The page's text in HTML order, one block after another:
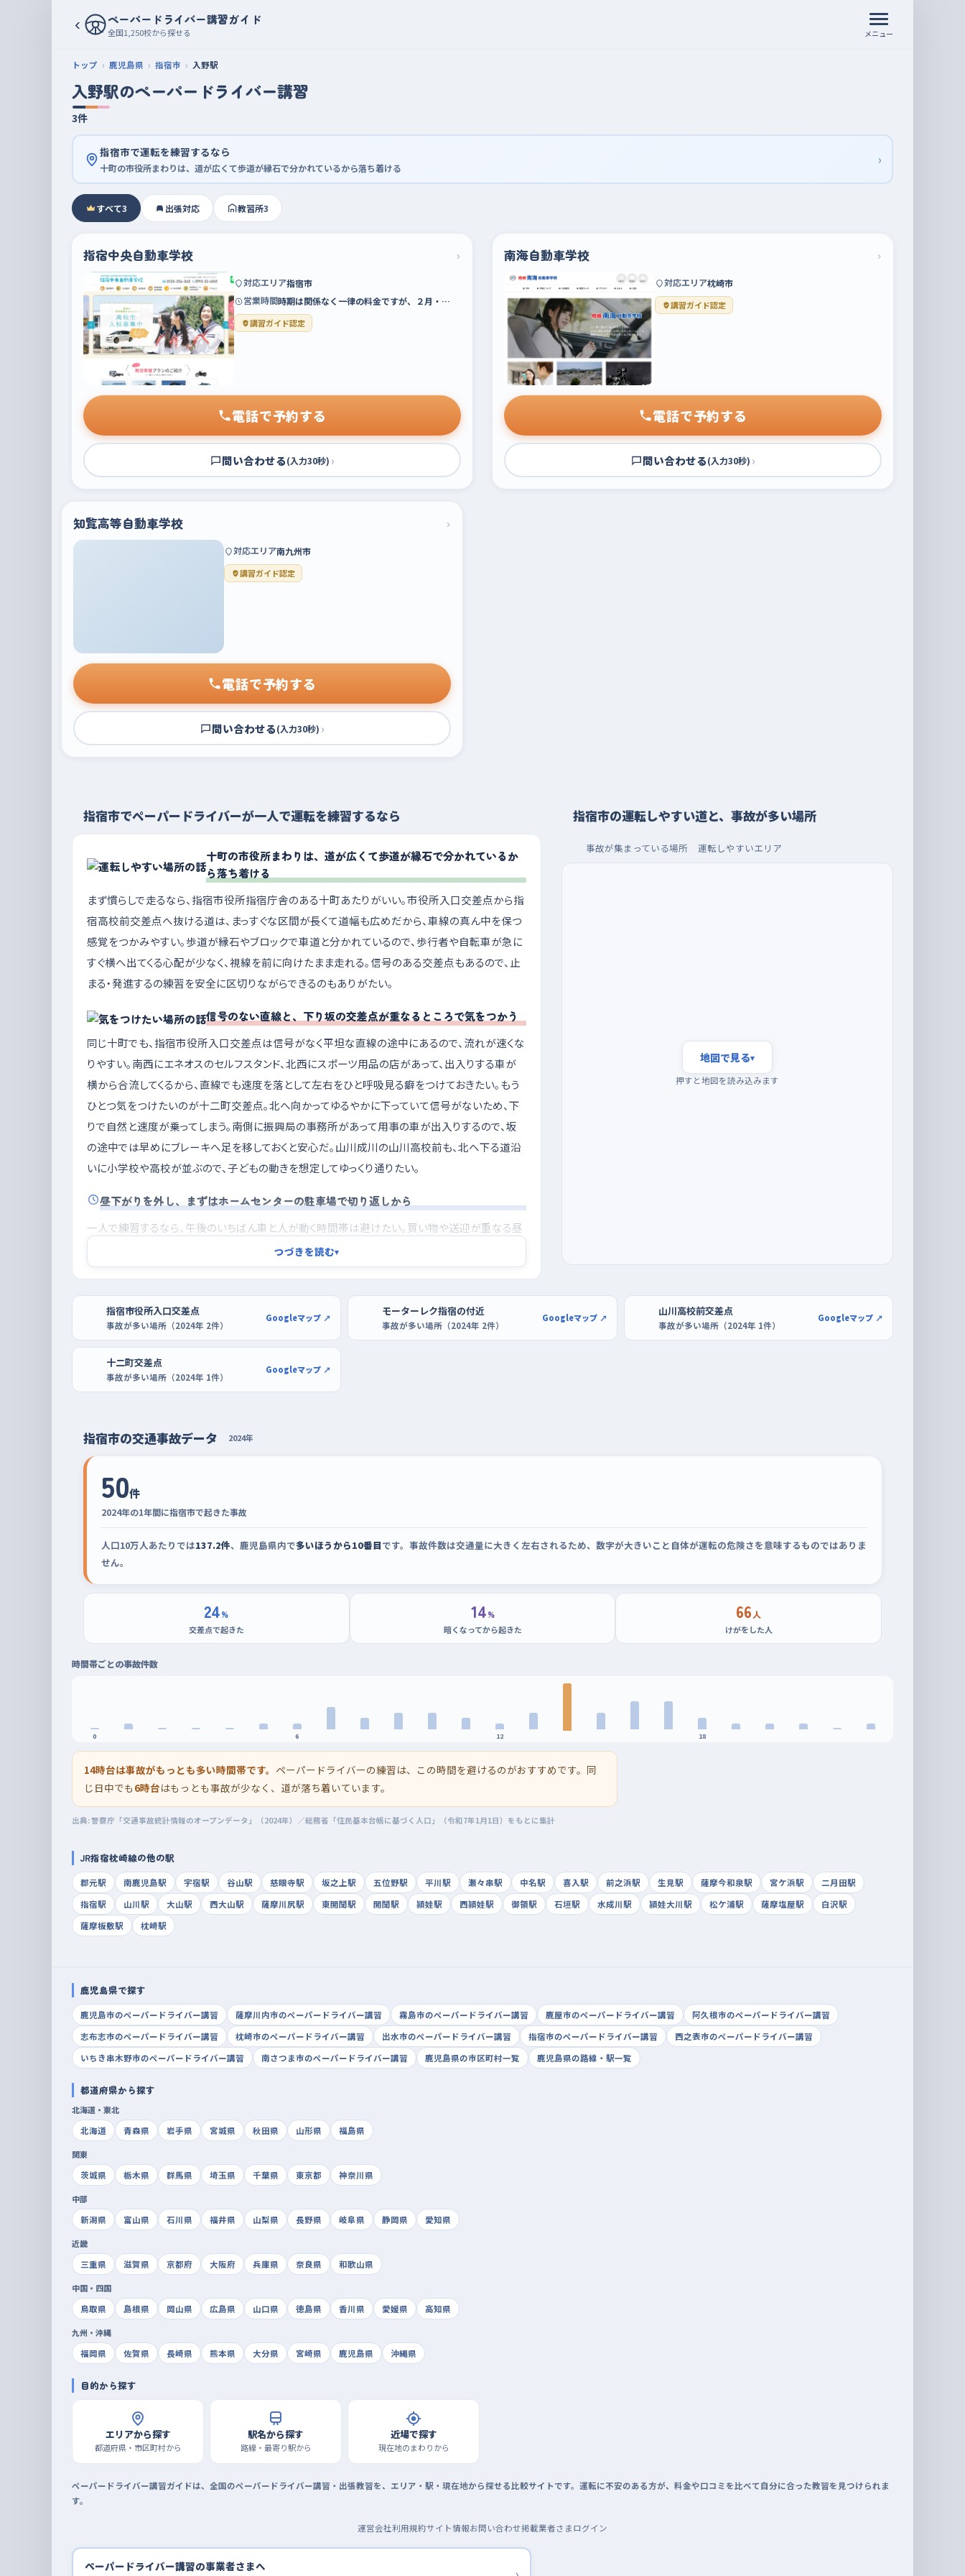
‹ ペーパードライバー講習ガイド
全国1,250校から探せる メニュー
トップ 鹿児島県 指宿市 入野駅
入野駅のペーパードライバー講習
3件
指宿市で運転を練習するなら
十町の市役所まわりは、道が広くて歩道が縁石で分かれているから落ち着ける ›
すべて3 出張対応 教習所3
指宿中央自動車学校 ›
対応エリア指宿市
営業時間時期は関係なく一律の料金ですが、２月・…
講習ガイド認定
電話で予約する
問い合わせる(入力30秒) ›
南海自動車学校 ›
対応エリア枕崎市
講習ガイド認定
電話で予約する
問い合わせる(入力30秒) ›
知覧高等自動車学校 ›
対応エリア南九州市
講習ガイド認定
電話で予約する
問い合わせる(入力30秒) ›
指宿市でペーパードライバーが一人で運転を練習するなら
十町の市役所まわりは、道が広くて歩道が縁石で分かれているか
ら落ち着ける
まず慣らしで走るなら、指宿市役所指宿庁舎のある十町あたりがいい。市役所入口交差点から指
宿高校前交差点へ抜ける道は、まっすぐな区間が長くて道幅も広めだから、車線の真ん中を保つ
感覚をつかみやすい。歩道が縁石やブロックで車道と分かれているので、歩行者や自転車が急に
すぐ横へ出てくる心配が少なく、視線を前に向けたまま走れる。信号のある交差点もあるので、止
まる・発進するの練習を安全に区切りながらできるのもありがたい。
信号のない直線と、下り坂の交差点が重なるところで気をつかう
同じ十町でも、指宿市役所入口交差点は信号がなく平坦な直線の途中にあるので、流れが速くな
りやすい。南西にエネオスのセルフスタンド、北西にスポーツ用品の店があって、出入りする車が
横から合流してくるから、直線でも速度を落として左右をひと呼吸見る癖をつけておきたい。もう
ひとつ気をつけたいのが十二町交差点。北へ向かってゆるやかに下っていて信号がないため、下
りで自然と速度が乗ってしまう。南側に振興局の事務所があって用事の車が出入りするので、坂
の途中では早めにブレーキへ足を移しておくと安心だ。山川成川の山川高校前も、北へ下る道沿
いに小学校や高校が並ぶので、子どもの動きを想定してゆっくり通りたい。
昼下がりを外し、まずはホームセンターの駐車場で切り返しから
一人で練習するなら、午後のいちばん車と人が動く時間帯は避けたい。買い物や送迎が重なる昼
下がりは、交差点で判断を求められる場面が続いて緊張しやすいからだ。朝の早い時間や、夕方
の混雑が落ち着いたあとを選ぶと、同じ道でもずっと余裕をもって走れる。駐車の練習には、ホー
い場所がやりやすい。開店直後なら空きが多く、バックで枠に入れる、切り返してまっすぐ直す、と
いった動きを何度も繰り返せる。ホームセンターセンテイ指宿店のあたりも同じで、まず駐車場で
車の大きさに慣れてから十町の直線へ出ると、道路での不安がだいぶ小さくなるはずだ。
つづきを読む▾
指宿市の運転しやすい道と、事故が多い場所
事故が集まっている場所 運転しやすいエリア
地図で見る▾
押すと地図を読み込みます
指宿市役所入口交差点
事故が多い場所（2024年 2件）
Googleマップ ↗ モーターレク指宿の付近
事故が多い場所（2024年 2件）
Googleマップ ↗ 山川高校前交差点
事故が多い場所（2024年 1件）
Googleマップ ↗
十二町交差点
事故が多い場所（2024年 1件）
Googleマップ ↗
指宿市の交通事故データ 2024年
50件
2024年の1年間に指宿市で起きた事故
人口10万人あたりでは137.2件、鹿児島県内で多いほうから10番目です。事故件数は交通量に大きく左右されるため、数字が大きいこと自体が運転の危険さを意味するものではありま
せん。
24%
交差点で起きた
14%
暗くなってから起きた
66人
けがをした人
時間帯ごとの事故件数
0 6 12 18
14時台は事故がもっとも多い時間帯です。 ペーパードライバーの練習は、この時間を避けるのがおすすめです。同
じ日中でも 6時台はもっとも事故が少なく、道が落ち着いています。
出典: 警察庁「交通事故統計情報のオープンデータ」（2024年）／総務省「住民基本台帳に基づく人口」（令和7年1月1日）をもとに集計
JR指宿枕崎線の他の駅
郡元駅 南鹿児島駅 宇宿駅 谷山駅 慈眼寺駅 坂之上駅 五位野駅 平川駅 瀬々串駅 中名駅 喜入駅 前之浜駅 生見駅 薩摩今和泉駅 宮ケ浜駅
二月田駅
指宿駅
山川駅 大山駅 西大山駅 薩摩川尻駅 東開聞駅 開聞駅 頴娃駅 西頴娃駅 御領駅 石垣駅 水成川駅 頴娃大川駅 松ケ浦駅 薩摩塩屋駅
白沢駅
薩摩板敷駅
枕崎駅
鹿児島県で探す
鹿児島市のペーパードライバー講習 薩摩川内市のペーパードライバー講習 霧島市のペーパードライバー講習 鹿屋市のペーパードライバー講習
阿久根市のペーパードライバー講習
志布志市のペーパードライバー講習
枕崎市のペーパードライバー講習 出水市のペーパードライバー講習 指宿市のペーパードライバー講習
西之表市のペーパードライバー講習
いちき串木野市のペーパードライバー講習
南さつま市のペーパードライバー講習 鹿児島県の市区町村一覧 鹿児島県の路線・駅一覧
都道府県から探す
北海道・東北
北海道
青森県 岩手県 宮城県 秋田県 山形県 福島県
関東
茨城県
栃木県 群馬県 埼玉県 千葉県 東京都 神奈川県
中部
新潟県
富山県 石川県 福井県 山梨県 長野県 岐阜県 静岡県 愛知県
近畿
三重県
滋賀県 京都府 大阪府 兵庫県 奈良県 和歌山県
中国・四国
鳥取県
島根県 岡山県 広島県 山口県 徳島県 香川県 愛媛県 高知県
九州・沖縄
福岡県
佐賀県 長崎県 熊本県 大分県 宮崎県 鹿児島県 沖縄県
目的から探す
エリアから探す
都道府県・市区町村から
駅名から探す
路線・最寄り駅から
近場で探す
現在地のまわりから
ペーパードライバー講習ガイドは、全国のペーパードライバー講習・出張教習を、エリア・駅・現在地から探せる比較サイトです。運転に不安のある方が、料金や口コミを比べて自分に合った教習を見つけられま
す。
運営会社利用規約サイト情報お問い合わせ掲載業者さまログイン
ペーパードライバー講習の事業者さまへ